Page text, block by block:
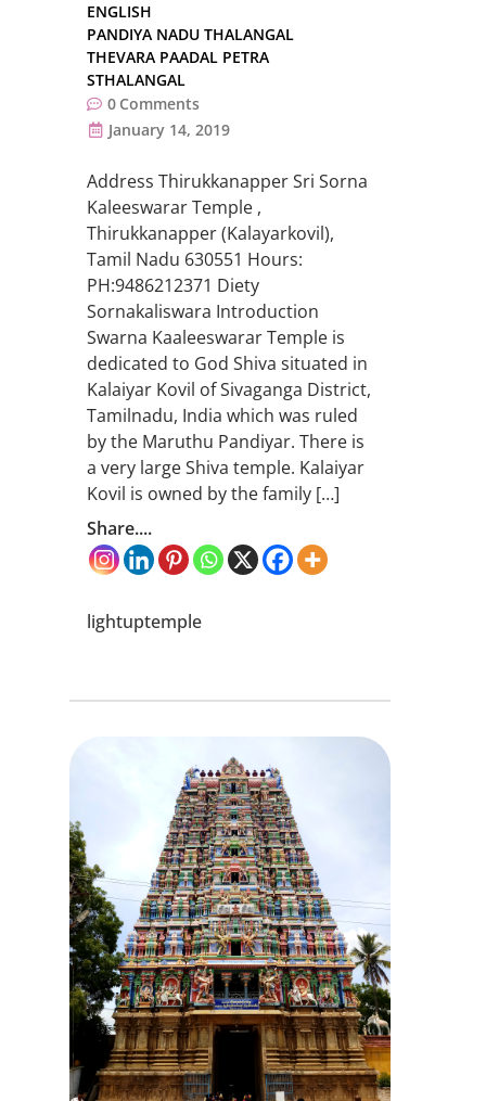
ENGLISH
PANDIYA NADU THALANGAL
THEVARA PAADAL PETRA
STHALANGAL
0 Comments
January 14, 2019
Address Thirukkanapper Sri Sorna
Kaleeswarar Temple ,
Thirukkanapper (Kalayarkovil),
Tamil Nadu 630551 Hours:
PH:9486212371 Diety
Sornakaliswara Introduction
Swarna Kaaleeswarar Temple is
dedicated to God Shiva situated in
Kalaiyar Kovil of Sivaganga District,
Tamilnadu, India which was ruled
by the Maruthu Pandiyar. There is
a very large Shiva temple. Kalaiyar
Kovil is owned by the family […]
Share....
lightuptemple